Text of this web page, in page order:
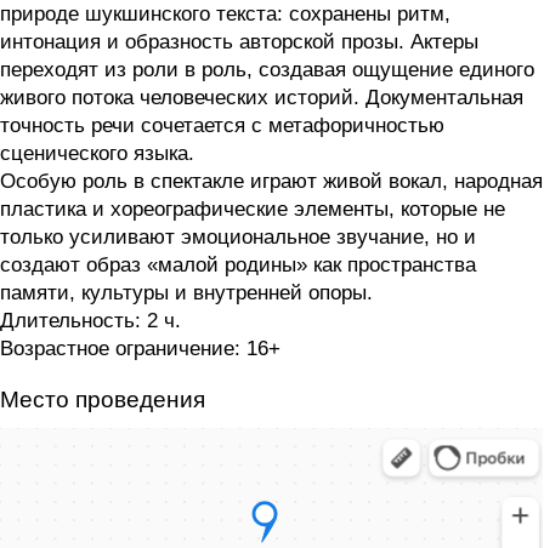
природе шукшинского текста: сохранены ритм,
интонация и образность авторской прозы. Актеры
переходят из роли в роль, создавая ощущение единого
живого потока человеческих историй. Документальная
точность речи сочетается с метафоричностью
сценического языка.
Особую роль в спектакле играют живой вокал, народная
пластика и хореографические элементы, которые не
только усиливают эмоциональное звучание, но и
создают образ «малой родины» как пространства
памяти, культуры и внутренней опоры.
Длительность: 2 ч.
Возрастное ограничение: 16+
Место проведения